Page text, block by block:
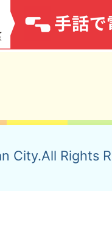
City.All Rights